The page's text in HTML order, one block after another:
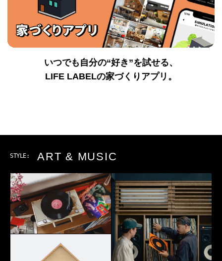
いつでも自分の“好き”を試せる、
LIFE LABELの家づくりアプリ。
STYLE: ART & MUSIC